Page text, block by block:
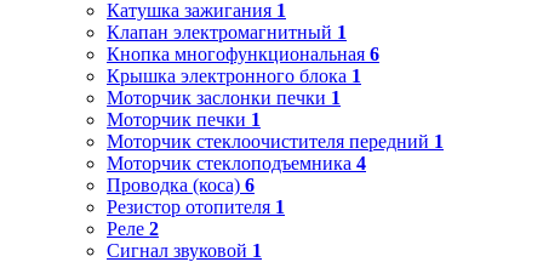
Катушка зажигания 1
Клапан электромагнитный 1
Кнопка многофункциональная 6
Крышка электронного блока 1
Моторчик заслонки печки 1
Моторчик печки 1
Моторчик стеклоочистителя передний 1
Моторчик стеклоподъемника 4
Проводка (коса) 6
Резистор отопителя 1
Реле 2
Сигнал звуковой 1